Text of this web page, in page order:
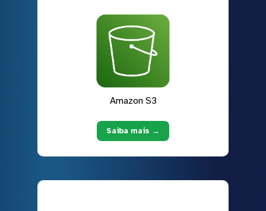
Amazon S3
Saiba mais →